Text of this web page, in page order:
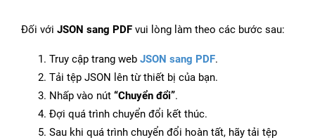
Đối với JSON sang PDF vui lòng làm theo các bước sau:
Truy cập trang web JSON sang PDF.
Tải tệp JSON lên từ thiết bị của bạn.
Nhấp vào nút “Chuyển đổi”.
Đợi quá trình chuyển đổi kết thúc.
Sau khi quá trình chuyển đổi hoàn tất, hãy tải tệp